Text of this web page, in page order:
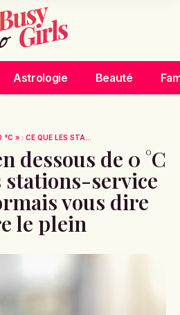
Astrologie Beauté
» : CE QUE LES STA...
dessous de 0 °C
stations-service
vous dire
le plein